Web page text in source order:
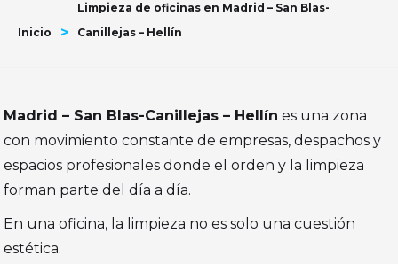
Inicio >
Limpieza de oficinas en Madrid – San Blas-
Canillejas – Hellín
Madrid – San Blas-Canillejas – Hellín es una zona
con movimiento constante de empresas, despachos y
espacios profesionales donde el orden y la limpieza
forman parte del día a día.
En una oficina, la limpieza no es solo una cuestión
estética.